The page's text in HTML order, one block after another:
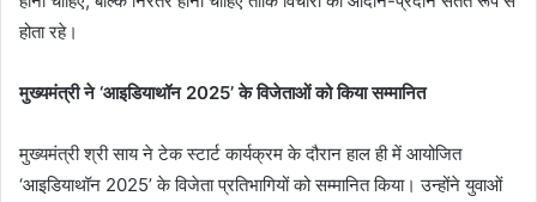
होता रहे।
मुख्यमंत्री ने ‘आइडियाथॉन 2025’ के विजेताओं को किया सम्मानित
मुख्यमंत्री श्री साय ने टेक स्टार्ट कार्यक्रम के दौरान हाल ही में आयोजित
‘आइडियाथॉन 2025’ के विजेता प्रतिभागियों को सम्मानित किया। उन्होंने युवाओं